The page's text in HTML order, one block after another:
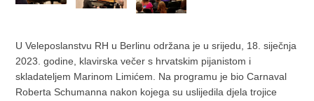
U Veleposlanstvu RH u Berlinu održana je u srijedu, 18. siječnja
2023. godine, klavirska večer s hrvatskim pijanistom i
skladateljem Marinom Limićem. Na programu je bio Carnaval
Roberta Schumanna nakon kojega su uslijedila djela trojice